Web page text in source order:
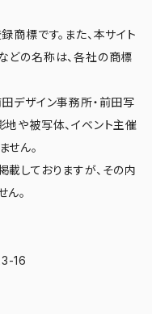
標です。また、本サイト
どの名称は、各社の商標
デザイン事務所・前田写
や被写体、イベント主催
ん。
しておりますが、その内
。
16